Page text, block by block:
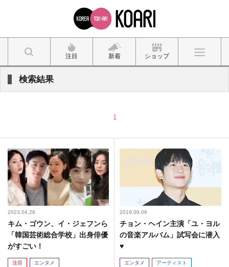
注目 新着 ショップ
検索結果
1
2023.04.28
キム・ゴウン、イ・ジェフンら
「韓国芸術総合学校」出身俳優
がすごい！
注目 エンタメ
2019.09.06
チョン・ヘイン主演「ユ・ヨル
の音楽アルバム」試写会に潜入
♥
エンタメ アーティスト